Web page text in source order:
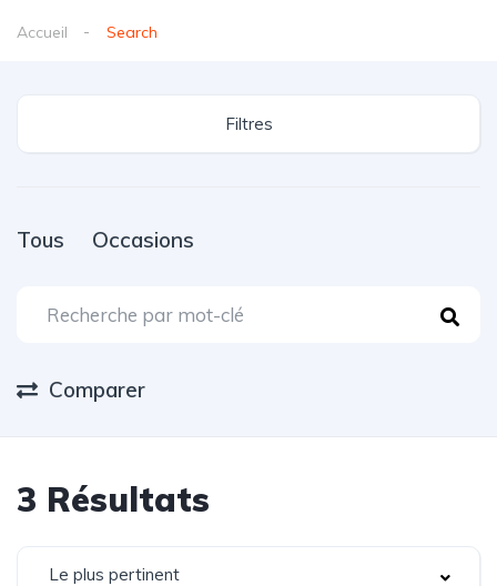
Accueil Search
Filtres
Tous Occasions
Comparer
3 Résultats
Le plus pertinent